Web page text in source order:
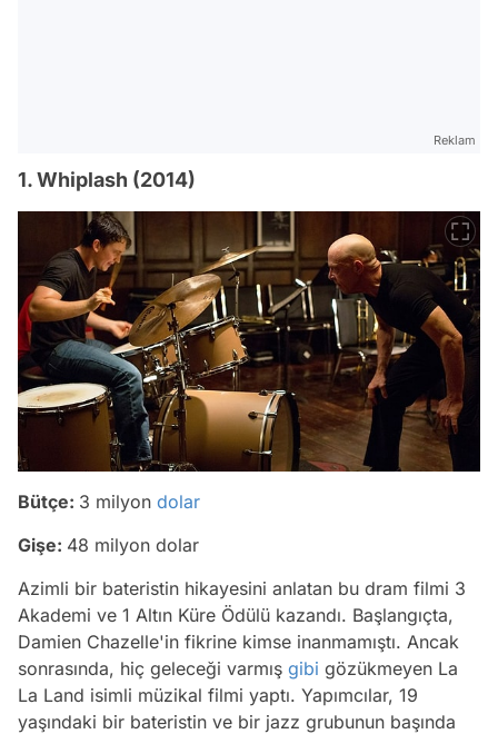
Reklam
1. Whiplash (2014)
Bütçe: 3 milyon dolar
Gişe: 48 milyon dolar
Azimli bir bateristin hikayesini anlatan bu dram filmi 3
Akademi ve 1 Altın Küre Ödülü kazandı. Başlangıçta,
Damien Chazelle'in fikrine kimse inanmamıştı. Ancak
sonrasında, hiç geleceği varmış gibi gözükmeyen La
La Land isimli müzikal filmi yaptı. Yapımcılar, 19
yaşındaki bir bateristin ve bir jazz grubunun başında